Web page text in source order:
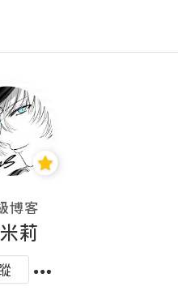
博客
莉